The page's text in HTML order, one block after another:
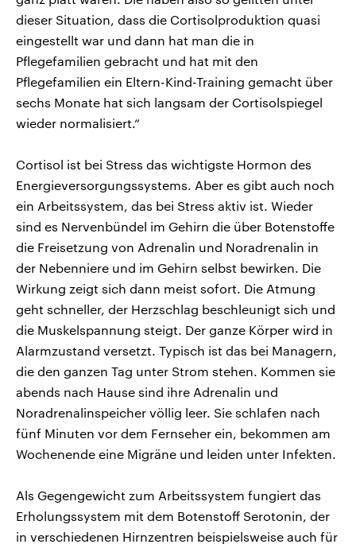
dieser Situation, dass die Cortisolproduktion quasi
eingestellt war und dann hat man die in
Pflegefamilien gebracht und hat mit den
Pflegefamilien ein Eltern-Kind-Training gemacht über
sechs Monate hat sich langsam der Cortisolspiegel
wieder normalisiert.“
Cortisol ist bei Stress das wichtigste Hormon des
Energieversorgungssystems. Aber es gibt auch noch
ein Arbeitssystem, das bei Stress aktiv ist. Wieder
sind es Nervenbündel im Gehirn die über Botenstoffe
die Freisetzung von Adrenalin und Noradrenalin in
der Nebenniere und im Gehirn selbst bewirken. Die
Wirkung zeigt sich dann meist sofort. Die Atmung
geht schneller, der Herzschlag beschleunigt sich und
die Muskelspannung steigt. Der ganze Körper wird in
Alarmzustand versetzt. Typisch ist das bei Managern,
die den ganzen Tag unter Strom stehen. Kommen sie
abends nach Hause sind ihre Adrenalin und
Noradrenalinspeicher völlig leer. Sie schlafen nach
fünf Minuten vor dem Fernseher ein, bekommen am
Wochenende eine Migräne und leiden unter Infekten.
Als Gegengewicht zum Arbeitssystem fungiert das
Erholungssystem mit dem Botenstoff Serotonin, der
in verschiedenen Hirnzentren beispielsweise auch für